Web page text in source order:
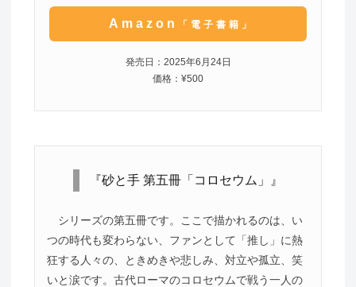
Amazon 「電子書籍」
発売日：2025年6月24日
価格：¥500
『砂と手 第五冊「コロセウム」』
シリーズの第五冊です。ここで描かれるのは、い
つの時代も変わらない、ファンとして「推し」に熱
狂する人々の、ときめきや悲しみ、対立や孤立、笑
いと涙です。古代ローマのコロセウムで戦う一人の